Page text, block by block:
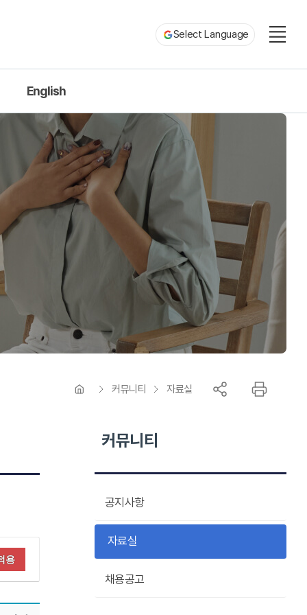
Select Language
English
Introduction
Information
Professors
커뮤니티
공지사항
자료실
채용공고
커뮤니티 자료실
용